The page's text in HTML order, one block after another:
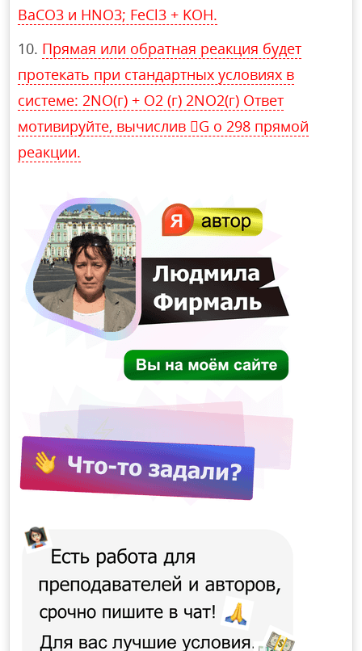
BaCO3 и HNO3; FeСl3 + KOH.
Прямая или обратная реакция будет
протекать при стандартных условиях в
системе: 2NO(г) + O2 (г) 2NO2(г) Ответ
мотивируйте, вычислив G о 298 прямой
реакции.